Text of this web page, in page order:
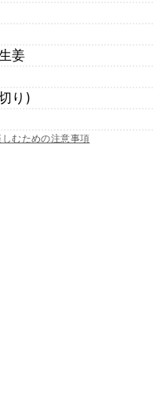
姜
り)
むための注意事項